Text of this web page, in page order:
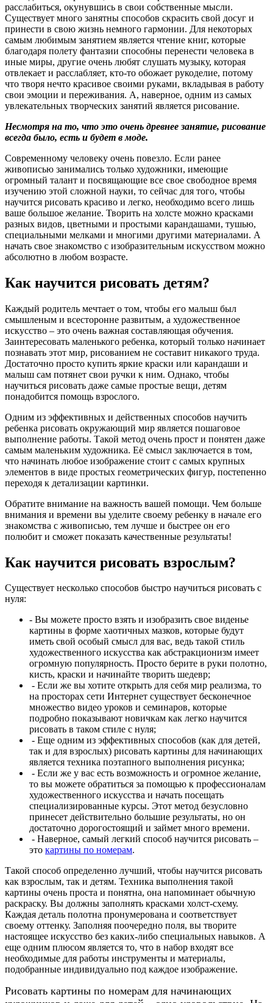
расслабиться, окунувшись в свои собственные мысли.
Существует много занятны способов скрасить свой досуг и
принести в свою жизнь немного гармонии. Для некоторых
самым любимым занятием является чтение книг, которые
благодаря полету фантазии способны перенести человека в
иные миры, другие очень любят слушать музыку, которая
отвлекает и расслабляет, кто-то обожает рукоделие, потому
что творя нечто красивое своими руками, вкладывая в работу
свои эмоции и переживания. А, наверное, одним из самых
увлекательных творческих занятий является рисование.
Несмотря на то, что это очень древнее занятие, рисование
всегда было, есть и будет в моде.
Современному человеку очень повезло. Если ранее
живописью занимались только художники, имеющие
огромный талант и посвящающие все свое свободное время
изучению этой сложной науки, то сейчас для того, чтобы
научится рисовать красиво и легко, необходимо всего лишь
ваше большое желание. Творить на холсте можно красками
разных видов, цветными и простыми карандашами, тушью,
специальными мелками и многими другими материалами. А
начать свое знакомство с изобразительным искусством можно
абсолютно в любом возрасте.
Как научится рисовать детям?
Каждый родитель мечтает о том, чтобы его малыш был
смышленым и всесторонне развитым, а художественное
искусство – это очень важная составляющая обучения.
Заинтересовать маленького ребенка, который только начинает
познавать этот мир, рисованием не составит никакого труда.
Достаточно просто купить яркие краски или карандаши и
малыш сам потянет свои ручки к ним. Однако, чтобы
научиться рисовать даже самые простые вещи, детям
понадобится помощь взрослого.
Одним из эффективных и действенных способов научить
ребенка рисовать окружающий мир является пошаговое
выполнение работы. Такой метод очень прост и понятен даже
самым маленьким художника. Её смысл заключается в том,
что начинать любое изображение стоит с самых крупных
элементов в виде простых геометрических фигур, постепенно
переходя к детализации картинки.
Обратите внимание на важность вашей помощи. Чем больше
внимания и времени вы уделите своему ребенку в начале его
знакомства с живописью, тем лучше и быстрее он его
полюбит и сможет показать качественные результаты!
Как научится рисовать взрослым?
Существует несколько способов быстро научиться рисовать с
нуля:
- Вы можете просто взять и изобразить свое виденье
картины в форме хаотичных мазков, которые будут
иметь свой особый смысл для вас, ведь такой стиль
художественного искусства как абстракционизм имеет
огромную популярность. Просто берите в руки полотно,
кисть, краски и начинайте творить шедевр;
- Если же вы хотите открыть для себя мир реализма, то
на просторах сети Интернет существует бесконечное
множество видео уроков и семинаров, которые
подробно показывают новичкам как легко научится
рисовать в таком стиле с нуля;
- Еще одним из эффективных способов (как для детей,
так и для взрослых) рисовать картины для начинающих
является техника поэтапного выполнения рисунка;
- Если же у вас есть возможность и огромное желание,
то вы можете обратиться за помощью к профессионалам
художественного искусства и начать посещать
специализированные курсы. Этот метод безусловно
принесет действительно большие результаты, но он
достаточно дорогостоящий и займет много времени.
- Наверное, самый легкий способ научится рисовать –
это картины по номерам.
Такой способ определенно лучший, чтобы научится рисовать
как взрослым, так и детям. Техника выполнения такой
картины очень проста и понятна, она напоминает обычную
раскраску. Вы должны заполнять красками холст-схему.
Каждая деталь полотна пронумерована и соответствует
своему оттенку. Заполняя поочередно поля, вы творите
настоящее искусство без каких-либо специальных навыков. А
еще одним плюсом является то, что в набор входят все
необходимые для работы инструменты и материалы,
подобранные индивидуально под каждое изображение.
Рисовать картины по номерам для начинающих